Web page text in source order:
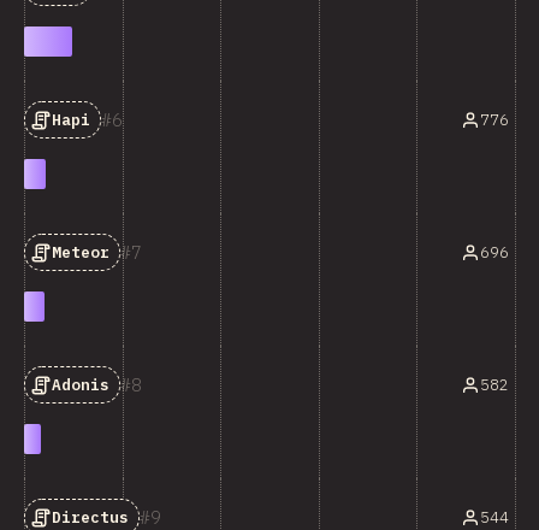
6
Hapi 776
7
Meteor 696
8
Adonis 582
9
Directus 544